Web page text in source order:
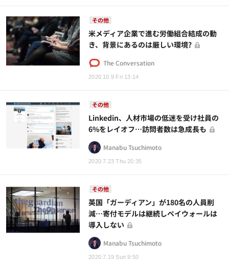
その他
2020.10.9 Fri 13:14
米メディア企業で進む労働組合結成の動
き、背景にあるのは厳しい環境?
The Conversation
その他
2020.7.23 Thu 20:35
Linkedin、人材市場の低迷を受け社員の
6%をレイオフ…訪問者数は急成長も
Manabu Tsuchimoto
その他
2020.7.19 Sun 9:50
英国「ガーディアン」が180名の人員削
減…寄付モデルは継続しペイウォールは
導入しない
Manabu Tsuchimoto